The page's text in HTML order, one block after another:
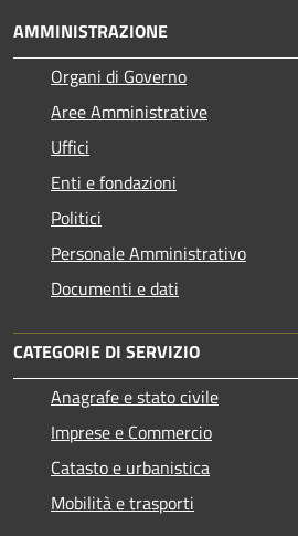
AMMINISTRAZIONE
Organi di Governo
Aree Amministrative
Uffici
Enti e fondazioni
Politici
Personale Amministrativo
Documenti e dati
CATEGORIE DI SERVIZIO
Anagrafe e stato civile
Imprese e Commercio
Catasto e urbanistica
Mobilità e trasporti